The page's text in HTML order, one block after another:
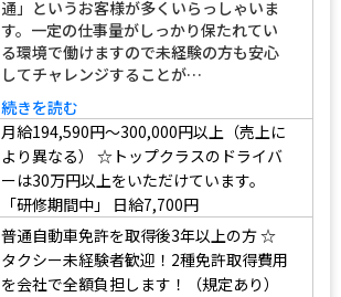
通」というお客様が多くいらっしゃいま
す。一定の仕事量がしっかり保たれてい
る環境で働けますので未経験の方も安心
してチャレンジすることが…
続きを読む
月給194,590円～300,000円以上（売上に
より異なる）
☆トップクラスのドライバ
ーは30万円以上をいただけています。
「研修期間中」
日給7,700円
普通自動車免許を取得後3年以上の方☆
タクシー未経験者歓迎！2種免許取得費用
を会社で全額負担します！（規定あり）